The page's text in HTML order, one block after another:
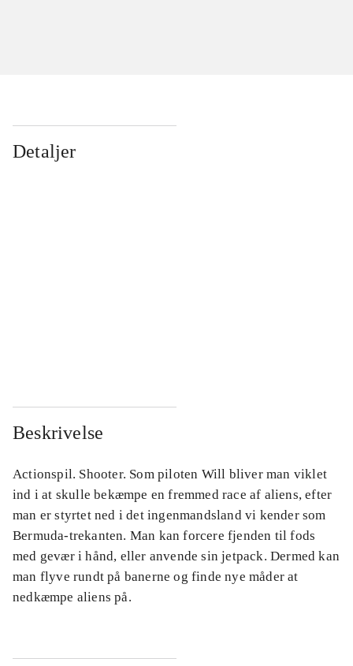
Detaljer
Beskrivelse
Actionspil. Shooter. Som piloten Will bliver man viklet
ind i at skulle bekæmpe en fremmed race af aliens, efter
man er styrtet ned i det ingenmandsland vi kender som
Bermuda-trekanten. Man kan forcere fjenden til fods
med gevær i hånd, eller anvende sin jetpack. Dermed kan
man flyve rundt på banerne og finde nye måder at
nedkæmpe aliens på.